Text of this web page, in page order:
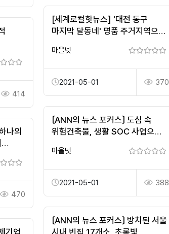
[세계로컬핫뉴스] '대전 동구
마지막 달동네' 명품 주거지역으로
마을넷
2021-05-01 370
414
〔ANN의 뉴스 포커스〕 도심 속
위험건축물, 생활 SOC 사업으로
마을넷
2021-05-01 388
나의
470
〔ANN의 뉴스 포커스〕 방치된 서울
시내 빈집 17개소, 초록빛
기업